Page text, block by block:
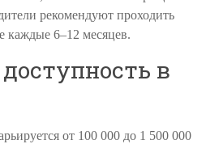
рекомендуют проходить
каждые 6–12 месяцев.
в
от 100 000 до 1 500 000